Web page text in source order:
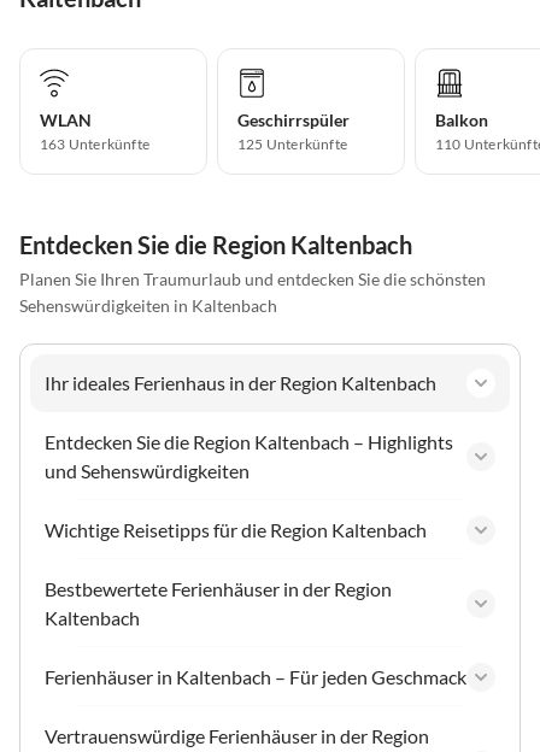
WLAN
163 Unterkünfte
Geschirrspüler
125 Unterkünfte
Balkon
110
Entdecken Sie die Region Kaltenbach
Planen Sie Ihren Traumurlaub und entdecken Sie die schönsten
Sehenswürdigkeiten in Kaltenbach
Ihr ideales Ferienhaus in der Region Kaltenbach
Entdecken Sie die Region Kaltenbach – Highlights
und Sehenswürdigkeiten
Wichtige Reisetipps für die Region Kaltenbach
Bestbewertete Ferienhäuser in der Region
Kaltenbach
Ferienhäuser in Kaltenbach – Für jeden Geschmack
Vertrauenswürdige Ferienhäuser in der Region